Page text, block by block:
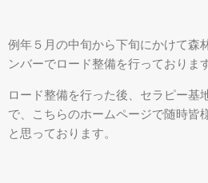
例年５月の中旬から下旬にかけて森
ンバーでロード整備を行っております
ロード整備を行った後、セラピー基
で、こちらのホームページで随時皆
と思っております。